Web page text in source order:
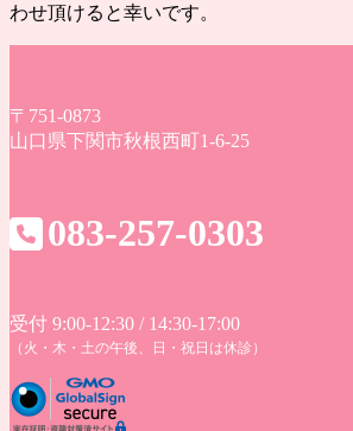
わせ頂けると幸いです。
〒751-0873
山口県下関市秋根西町1-6-25
083-257-0303
受付 9:00-12:30 / 14:30-17:00
（火・木・土の午後、日・祝日は休診）